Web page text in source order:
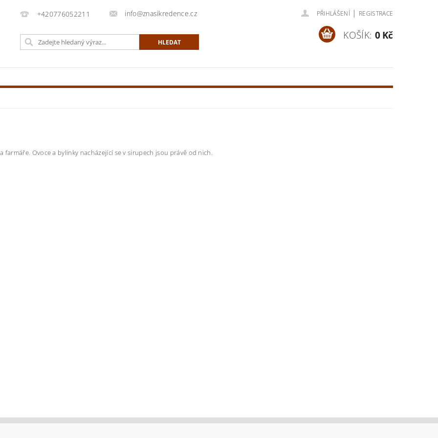
+420776052211 info@znasikredence.cz PŘIHLÁŠENÍ | REGISTRACE
KOŠÍK: 0 Kč
Ovoce a bylinky nacházející se v sirupech jsou právě od nich.